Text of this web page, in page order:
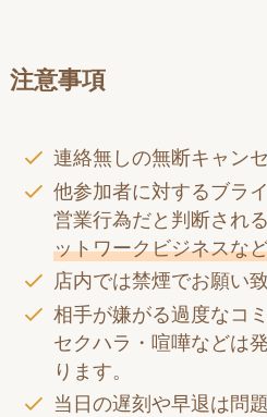
注意事項
連絡無しの無断キャン
他参加者に対するブラ
営業行為だと判断され
ットワークビジネスな
店内では禁煙でお願い
相手が嫌がる過度なコ
セクハラ・喧嘩などは
ります。
当日の遅刻や早退は問